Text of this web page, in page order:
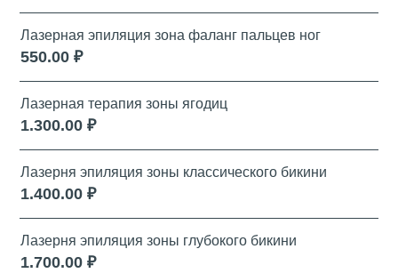
Лазерная эпиляция зона фаланг пальцев ног
550.00 ₽
Лазерная терапия зоны ягодиц
1.300.00 ₽
Лазерня эпиляция зоны классического бикини
1.400.00 ₽
Лазерня эпиляция зоны глубокого бикини
1.700.00 ₽